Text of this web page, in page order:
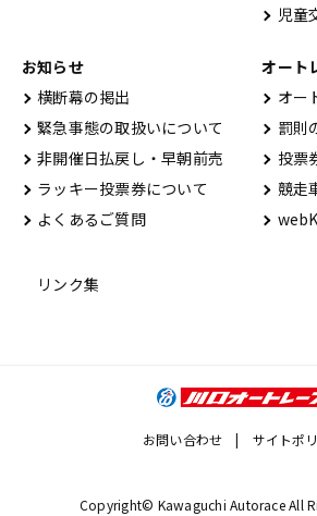
児童
お知らせ
横断幕の掲出
緊急事態の取扱いについて
非開催日払戻し・早朝前売
ラッキー投票券について
よくあるご質問
リンク集
オート
オー
罰則
投票
競走
お問い合わせ サイトポ
Copyright© Kawaguchi Autorace All